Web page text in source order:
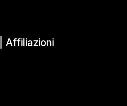
Affiliazioni